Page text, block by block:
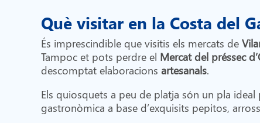
Què visitar en la Costa del
És imprescindible que visitis els mercats de
Tampoc et pots perdre el Mercat del préssec
descomptat elaboracions artesanals.
Els quiosquets a peu de platja són un pla ideal
gastronòmica a base d’exquisits pepitos,